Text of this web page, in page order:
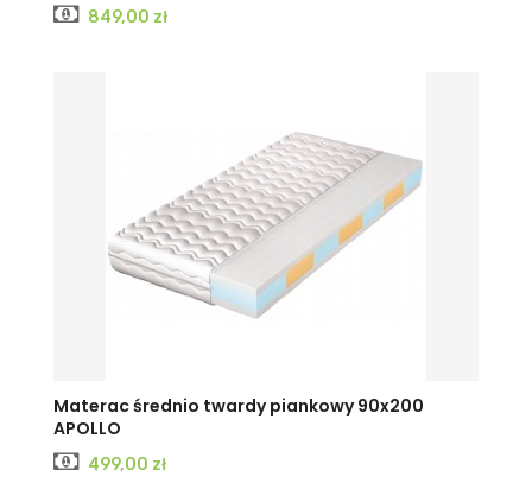
Cena
849,00 zł
Materac średnio twardy piankowy 90x200
APOLLO
Cena
499,00 zł